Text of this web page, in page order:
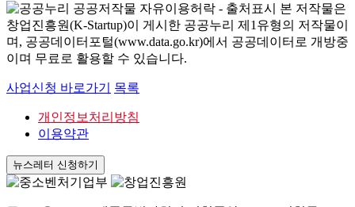
본 저작물은
창업진흥원(K-Startup)이 게시한 공공누리 제1유형의 저작물이
며, 공공데이터포털(www.data.go.kr)에서 공공데이터로 개방중
이며 무료로 활용할 수 있습니다.
사업신청 바로가기 목록
개인정보처리방침
이용약관
뉴스레터 신청하기